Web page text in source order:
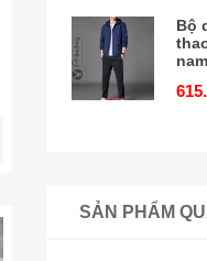
Bộ
nam
SẢN PHẨM